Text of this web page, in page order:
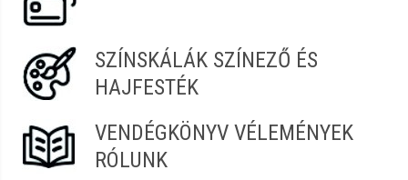
SZÍNSKÁLÁK SZÍNEZŐ ÉS
HAJFESTÉK
VENDÉGKÖNYV VÉLEMÉNYEK
RÓLUNK